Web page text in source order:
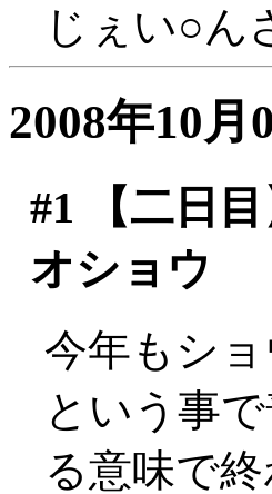
じぇい○ん
2008年10月
#1 【二日
オショウ
今年もシ
という事
る意味で